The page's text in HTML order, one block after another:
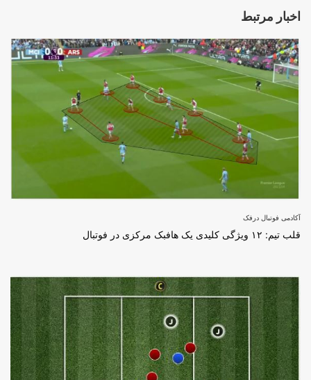
اخبار مرتبط
آکادمی فوتبال درفک
قلب تیم: ۱۲ ویژگی کلیدی یک هافبک مرکزی در فوتبال
برای ثبت نام در باشگاه و مدرسه فوتبال درفک البرز تماس بگیرید09193631098 رد کردن